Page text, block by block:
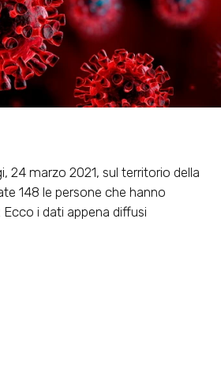
24 marzo 2021, sul territorio della
148 le persone che hanno
i dati appena diffusi